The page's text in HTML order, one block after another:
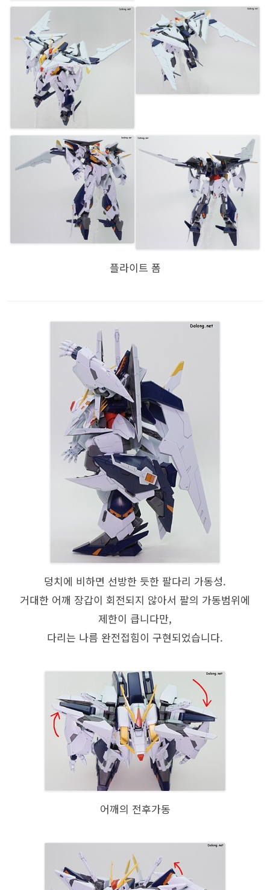
플라이트 폼
덩치에 비하면 선방한 듯한 팔다리 가동성.
거대한 어깨 장갑이 회전되지 않아서 팔의 가동범위에
제한이 큽니다만,
다리는 나름 완전접힘이 구현되었습니다.
어깨의 전후가동